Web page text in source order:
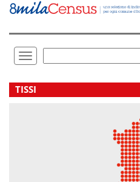
Vai
direttamente
Toggle
navigation
.
TISSI